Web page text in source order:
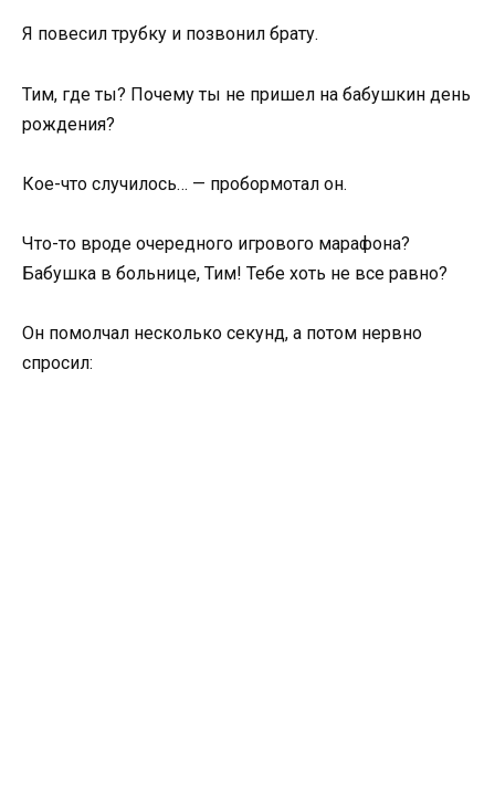
Я повесил трубку и позвонил брату.
Тим, где ты? Почему ты не пришел на бабушкин день
рождения?
Кое-что случилось… — пробормотал он.
Что-то вроде очередного игрового марафона?
Бабушка в больнице, Тим! Тебе хоть не все равно?
Он помолчал несколько секунд, а потом нервно
спросил: